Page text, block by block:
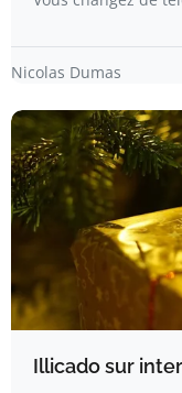
Nicolas Dumas
Illicado sur